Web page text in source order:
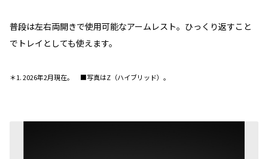
普段は左右両開きで使用可能なアームレスト。ひっくり返すこと
でトレイとしても使えます。
＊1. 2026年2月現在。 ■写真はZ（ハイブリッド）。